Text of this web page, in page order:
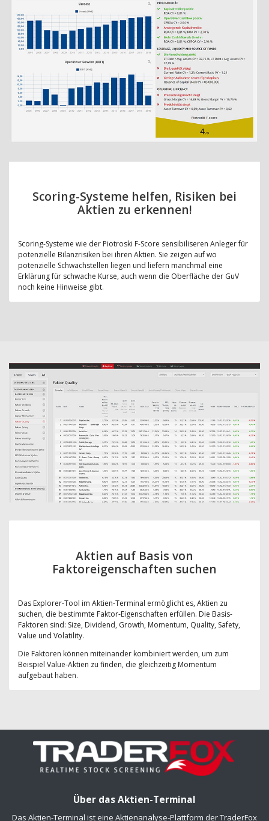
Scoring-Systeme helfen, Risiken bei
Aktien zu erkennen!
Scoring-Systeme wie der Piotroski F-Score sensibiliseren Anleger für
potenzielle Bilanzrisiken bei ihren Aktien. Sie zeigen auf wo
potenzielle Schwachstellen liegen und liefern manchmal eine
Erklärung für schwache Kurse, auch wenn die Oberfläche der GuV
noch keine Hinweise gibt.
Aktien auf Basis von
Faktoreigenschaften suchen
Das Explorer-Tool im Aktien-Terminal ermöglicht es, Aktien zu
suchen, die bestimmte Faktor-Eigenschaften erfüllen. Die Basis-
Faktoren sind: Size, Dividend, Growth, Momentum, Quality, Safety,
Value und Volatility.
Die Faktoren können miteinander kombiniert werden, um zum
Beispiel Value-Aktien zu finden, die gleichzeitig Momentum
aufgebaut haben.
Über das Aktien-Terminal
Das Aktien-Terminal ist eine Aktienanalyse-Plattform der TraderFox